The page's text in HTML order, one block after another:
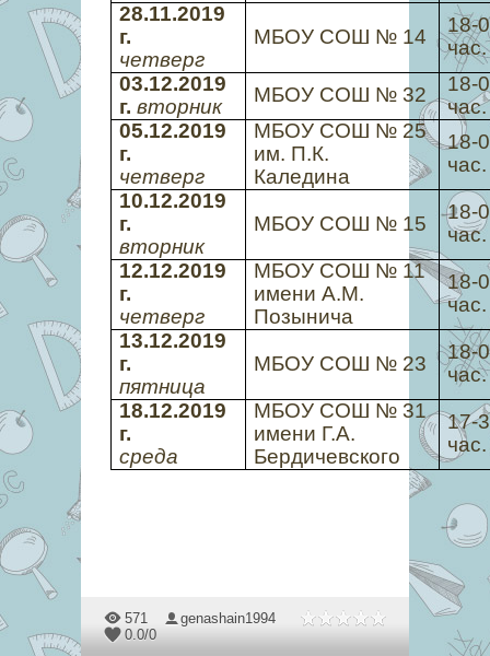
28.11.2019
г.
четверг
МБОУ СОШ № 14
18-
час.
03.12.2019
г.вторник
МБОУ СОШ № 32
18-
час.
05.12.2019
г.
четверг
МБОУ СОШ № 25
им. П.К.
Каледина
18-
час.
10.12.2019
г.
вторник
МБОУ СОШ № 15
18-
час.
12.12.2019
г.
четверг
МБОУ СОШ № 11
имени А.М.
Позынича
18-
час.
13.12.2019
г.
пятница
МБОУ СОШ № 23
18-
час.
18.12.2019
г.
среда
МБОУ СОШ № 31
имени Г.А.
Бердичевского
17-
час.
571
genashain1994
0.0/0